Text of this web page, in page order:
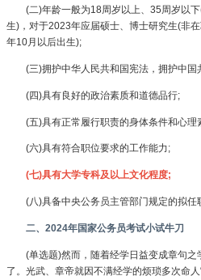
(二)年龄一般为18周岁以上、35周岁以
生)，对于2023年应届硕士、博士研究生(非
年10月以后出生);
(三)拥护中华人民共和国宪法，拥护中
(四)具有良好的政治素质和道德品行;
(五)具有正常履行职责的身体条件和心理
(六)具有符合职位要求的工作能力;
(七)具有大学专科及以上文化程度;
(八)具备中央公务员主管部门规定的拟任
二、2024年国家公务员考试小试牛刀
(单选题)然而，随着经学日益变成章句
了。光武、章帝就因不满经学的烦琐多次命